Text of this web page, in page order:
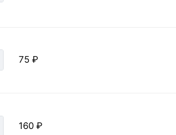
75 ₽
160 ₽